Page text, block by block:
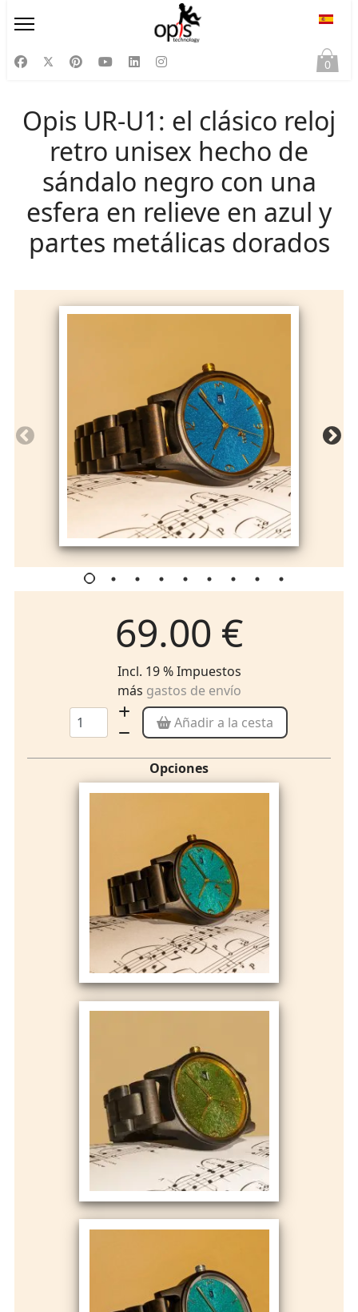
0
Opis UR-U1: el clásico reloj
retro unisex hecho de
sándalo negro con una
esfera en relieve en azul y
partes metálicas dorados
69.00 €
Incl. 19 % Impuestos
más gastos de envío
Añadir a la cesta
Opciones